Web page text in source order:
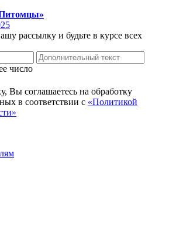
рассылку и будьте в курсе всех
число
Вы соглашаетесь на обработку
в соответствии с «Политикой